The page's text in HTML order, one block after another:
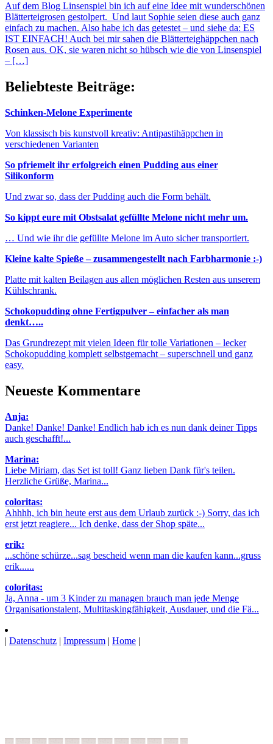
Auf dem Blog Linsenspiel bin ich auf eine Idee mit wunderschönen
Blätterteigrosen gestolpert. Und laut Sophie seien diese auch ganz
einfach zu machen. Also habe ich das getestet – und siehe da: ES
IST EINFACH! Auch bei mir sahen die Blätterteighäppchen nach
Rosen aus. OK, sie waren nicht so hübsch wie die von Linsenspiel
– […]
Beliebteste Beiträge:
Schinken-Melone Experimente
Von klassisch bis kunstvoll kreativ: Antipastihäppchen in
verschiedenen Varianten
So pfriemelt ihr erfolgreich einen Pudding aus einer
Silikonform
Und zwar so, dass der Pudding auch die Form behält.
So kippt eure mit Obstsalat gefüllte Melone nicht mehr um.
… Und wie ihr die gefüllte Melone im Auto sicher transportiert.
Kleine kalte Spieße – zusammengestellt nach Farbharmonie :-)
Platte mit kalten Beilagen aus allen möglichen Resten aus unserem
Kühlschrank.
Schokopudding ohne Fertigpulver – einfacher als man
denkt…..
Das Grundrezept mit vielen Ideen für tolle Variationen – lecker
Schokopudding komplett selbstgemacht – superschnell und ganz
easy.
Neueste Kommentare
Anja:
Danke! Danke! Danke! Endlich hab ich es nun dank deiner Tipps
auch geschafft!...
Marina:
Liebe Miriam, das Set ist toll! Ganz lieben Dank für's teilen.
Herzliche Grüße, Marina...
coloritas:
Ahhhh, ich bin heute erst aus dem Urlaub zurück :-) Sorry, das ich
erst jetzt reagiere... Ich denke, dass der Shop späte...
erik:
...schöne schürze...sag bescheid wenn man die kaufen kann...gruss
erik......
coloritas:
Ja, Anna - um 3 Kinder zu managen brauch man jede Menge
Organisationstalent, Multitaskingfähigkeit, Ausdauer, und die Fä...
| Datenschutz | Impressum | Home |